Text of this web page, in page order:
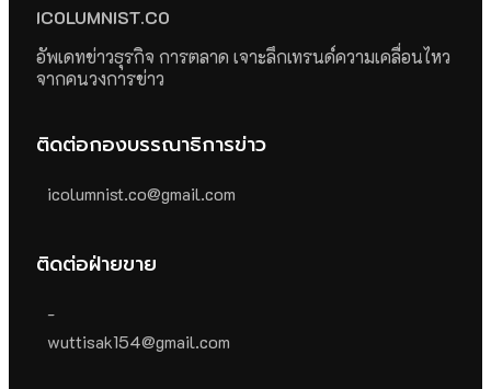
ICOLUMNIST.CO
อัพเดทข่าวธุรกิจ การตลาด เจาะลึกเทรนด์ความเคลื่อนไหว
จากคนวงการข่าว
ติดต่อกองบรรณาธิการข่าว
icolumnist.co@gmail.com
ติดต่อฝ่ายขาย
-
wuttisak154@gmail.com